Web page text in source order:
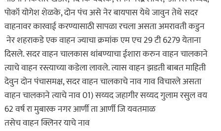
पोकॉ योगेश शेळके, दोन पंच असे नेर बायपास येथे जावुन तेथे सदर
वाहनावर कारवाई करण्यासाठी सापळा रचला असता अमरावती कडुन
नेर शहराकडे एक वाहन ज्याचा क्रमांक एम एच 29 टी 6279 येताना
दिसले. सदर वाहन चालकास थांबण्याचा ईशारा करुन वाहन चालकाने
त्याचे वाहन रस्त्याच्या कडेला लावले. त्यास वाहन झडती बाबत माहिती
देवुन दोन पंचासमक्ष, सदर वाहन चालकाचे नाव गाव विचारले असता
वाहन चालकाने त्याचे नाव 01) सय्यद जहागीर सय्यद गुलाम रसुल वय
62 वर्ष रा मुबारक नगर आर्णी ता आर्णी जि यवतमाळ
तसेच वाहन क्लिनर याचे नाव